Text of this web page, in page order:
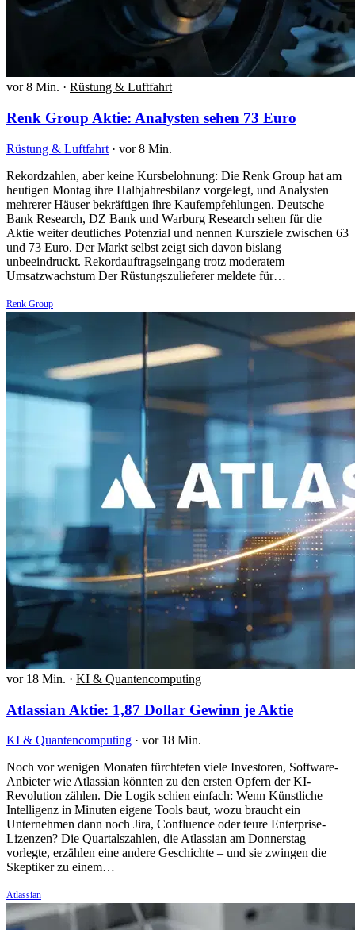
vor 8 Min. · Rüstung & Luftfahrt
Renk Group Aktie: Analysten sehen 73 Euro
Rüstung & Luftfahrt · vor 8 Min.
Rekordzahlen, aber keine Kursbelohnung: Die Renk Group hat am
heutigen Montag ihre Halbjahresbilanz vorgelegt, und Analysten
mehrerer Häuser bekräftigen ihre Kaufempfehlungen. Deutsche
Bank Research, DZ Bank und Warburg Research sehen für die
Aktie weiter deutliches Potenzial und nennen Kursziele zwischen 63
und 73 Euro. Der Markt selbst zeigt sich davon bislang
unbeeindruckt. Rekordauftragseingang trotz moderatem
Umsatzwachstum Der Rüstungszulieferer meldete für…
Renk Group
vor 18 Min. · KI & Quantencomputing
Atlassian Aktie: 1,87 Dollar Gewinn je Aktie
KI & Quantencomputing · vor 18 Min.
Noch vor wenigen Monaten fürchteten viele Investoren, Software-
Anbieter wie Atlassian könnten zu den ersten Opfern der KI-
Revolution zählen. Die Logik schien einfach: Wenn Künstliche
Intelligenz in Minuten eigene Tools baut, wozu braucht ein
Unternehmen dann noch Jira, Confluence oder teure Enterprise-
Lizenzen? Die Quartalszahlen, die Atlassian am Donnerstag
vorlegte, erzählen eine andere Geschichte – und sie zwingen die
Skeptiker zu einem…
Atlassian